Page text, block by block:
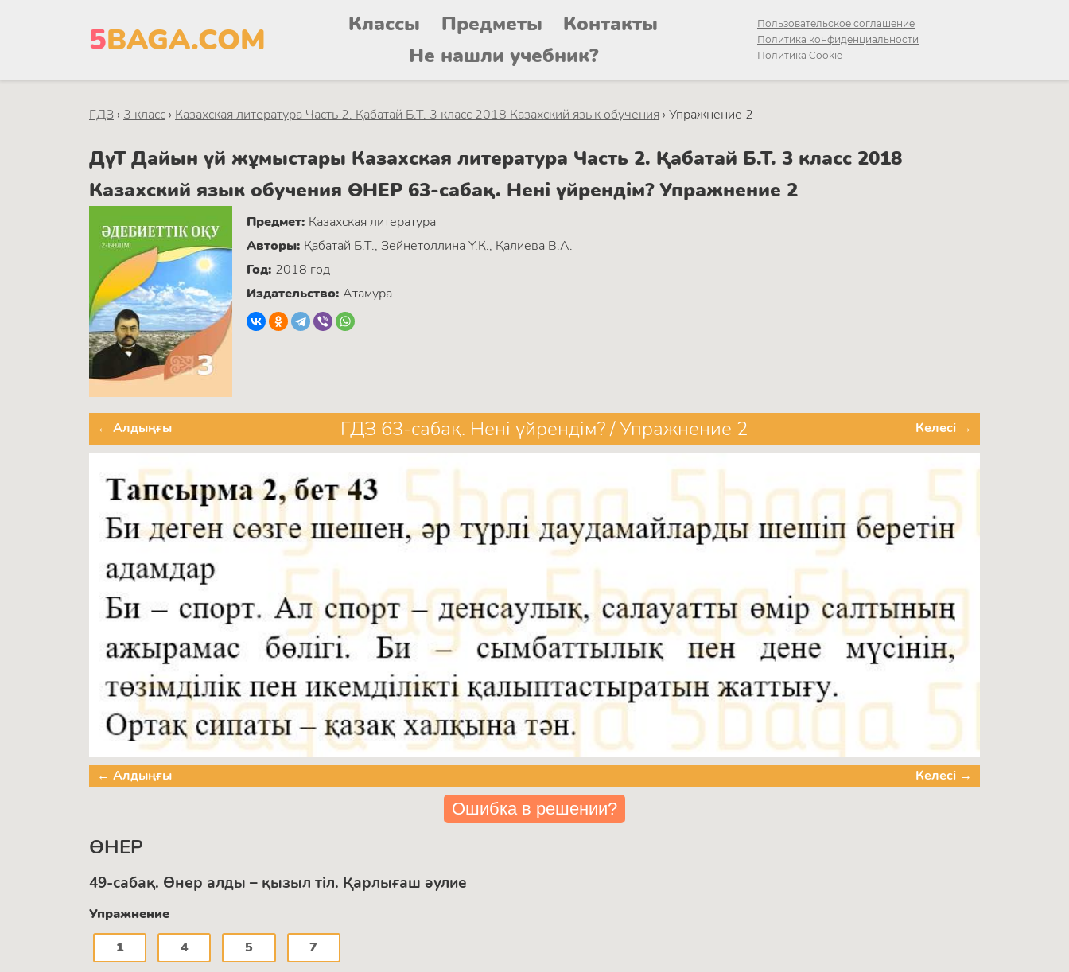
5BAGA.COM Классы Предметы
Контакты
Не нашли учебник?
Пользовательское соглашение
Политика конфиденциальности
Политика Cookie
ГДЗ › 3 класс › Казахская литература Часть 2. Қабатай Б.Т. 3 класс 2018 Казахский язык обучения › Упражнение 2
ДүТ Дайын үй жұмыстары Казахская литература Часть 2. Қабатай Б.Т. 3 класс 2018
Казахский язык обучения ӨНЕР 63-сабақ. Нені үйрендім? Упражнение 2
Предмет: Казахская литература
Авторы: Қабатай Б.Т., Зейнетоллина Ү.К., Қалиева В.А.
Год: 2018 год
Издательство: Атамура
← Алдыңғы ГДЗ 63-сабақ. Нені үйрендім? / Упражнение 2 Келесі →
← Алдыңғы Келесі →
Ошибка в решении?
ӨНЕР
49-сабақ. Өнер алды – қызыл тіл. Қарлығаш әулие
Упражнение
1
4 5 7